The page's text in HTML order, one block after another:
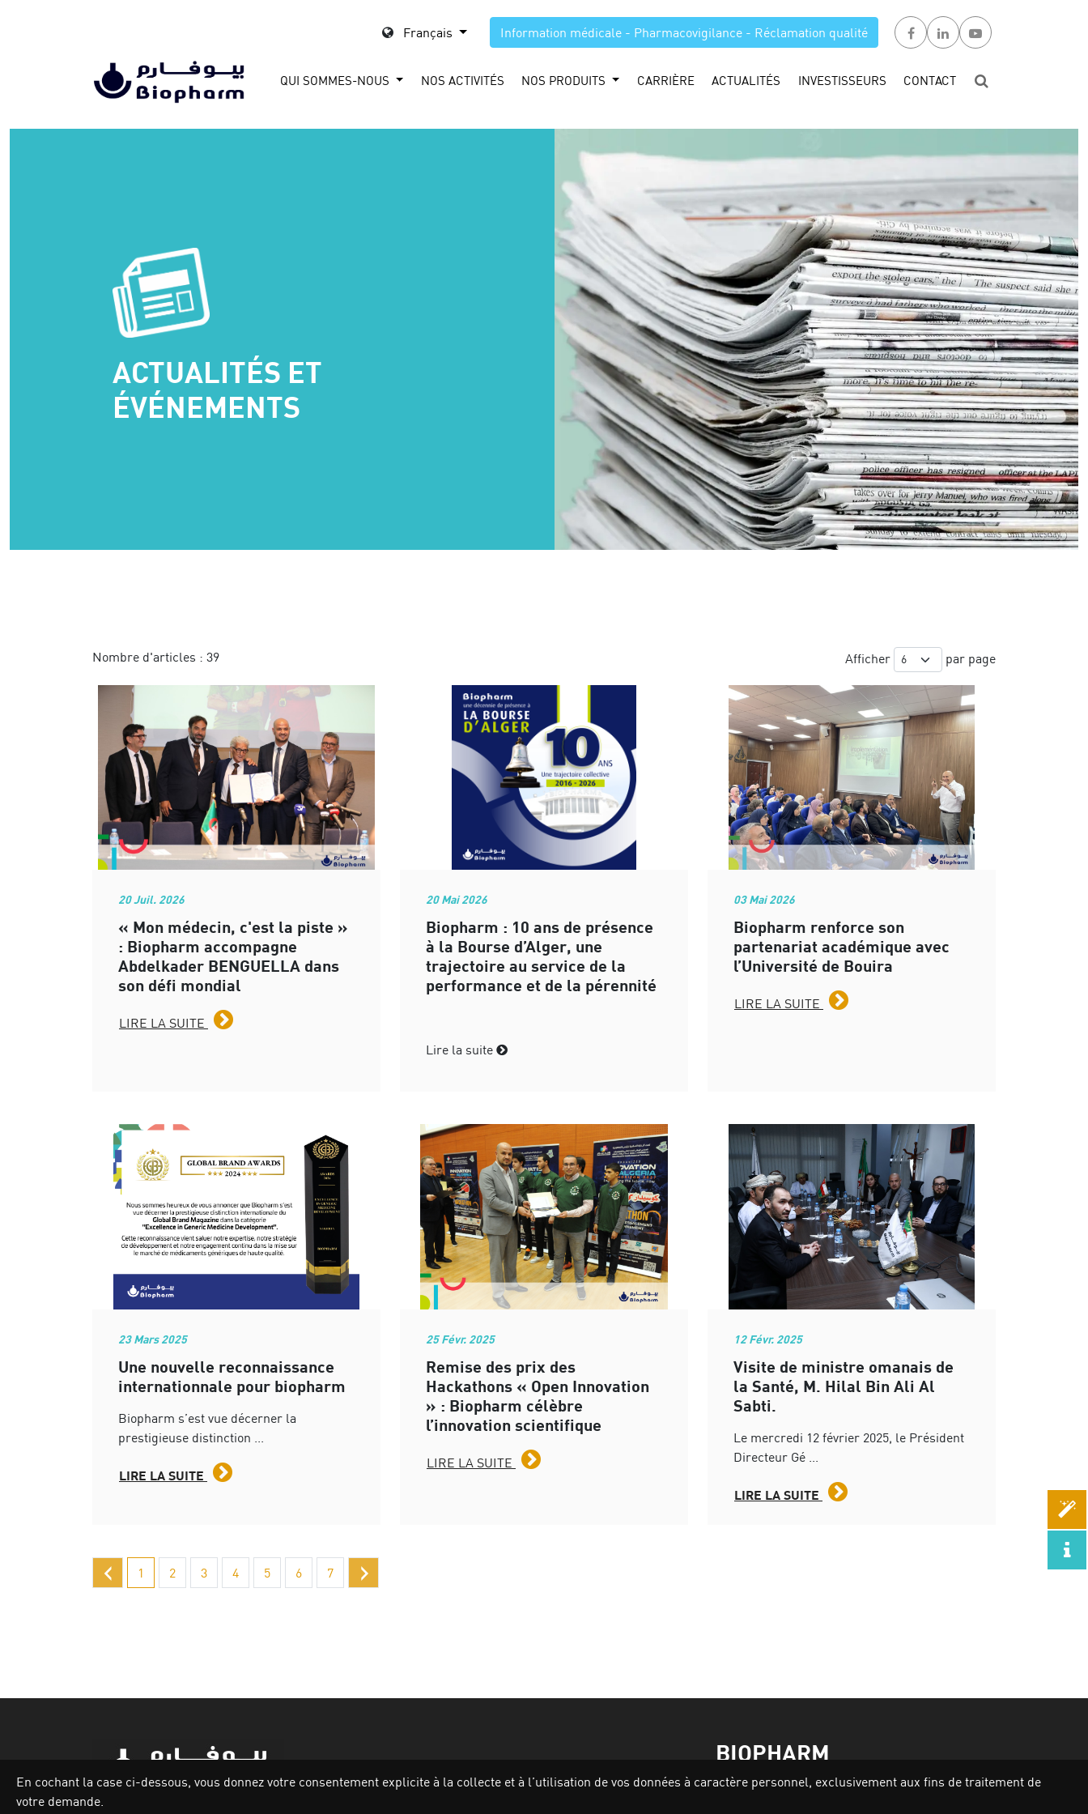
Français Information médicale - Pharmacovigilance - Réclamation qualité
QUI SOMMES-NOUS NOS ACTIVITÉS NOS PRODUITS CARRIÈRE ACTUALITÉS INVESTISSEURS CONTACT
ACTUALITÉS ET
ÉVÉNEMENTS
Nombre d'articles : 39 Afficher par page
20 Juil. 2026
« Mon médecin, c'est la piste »
: Biopharm accompagne
Abdelkader BENGUELLA dans
son défi mondial
LIRE LA SUITE
20 Mai 2026
Biopharm : 10 ans de présence
à la Bourse d’Alger, une
trajectoire au service de la
performance et de la pérennité
Lire la suite
03 Mai 2026
Biopharm renforce son
partenariat académique avec
l’Université de Bouira
LIRE LA SUITE
23 Mars 2025
Une nouvelle reconnaissance
internationnale pour biopharm
Biopharm s’est vue décerner la
prestigieuse distinction ...
LIRE LA SUITE
25 Févr. 2025
Remise des prix des
Hackathons « Open Innovation
» : Biopharm célèbre
l’innovation scientifique
LIRE LA SUITE
12 Févr. 2025
Visite de ministre omanais de
la Santé, M. Hilal Bin Ali Al
Sabti.
Le mercredi 12 février 2025, le Président
Directeur Gé ...
LIRE LA SUITE
‹ 1 2 3 4 5 6 7 ›
BIOPHARM
Activités
En cochant la case ci-dessous, vous donnez votre consentement explicite à la collecte et à l’utilisation de vos données à caractère personnel, exclusivement aux fins de traitement de
votre demande.